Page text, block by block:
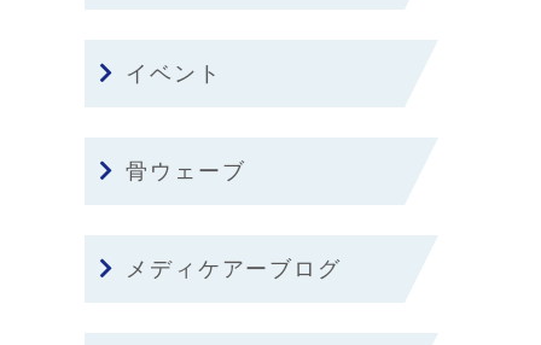
イベント
骨ウェーブ
メディケアーブログ